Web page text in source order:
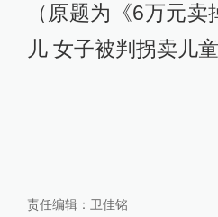
（原题为《6万元
儿 女子被判拐卖儿
责任编辑： 卫佳铭